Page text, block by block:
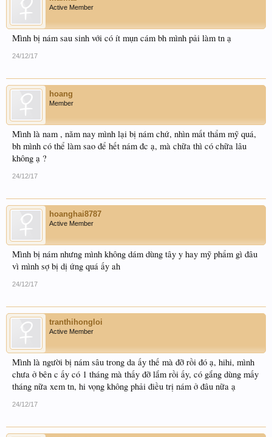
Active Member
Mình bị nám sau sinh với có ít mụn cám bh mình pải làm tn ạ
24/12/17
hoang
Member
Mình là nam , năm nay mình lại bị nám chứ, nhìn mất thẩm mỹ quá,
bh mình có thể làm sao để hết nám đc ạ, mà chữa thì có chữa lâu
không ạ ?
24/12/17
hoanghai8787
Active Member
Mình bị nám nhưng mình không dám dùng tây y hay mỹ phẩm gì đâu
vì mình sợ bị dị ứng quá ấy ah
24/12/17
tranthihongloi
Active Member
Mình là người bị nám sâu trong da ấy thế mà đỡ rồi đó ạ, hihi, mình
chưa ở bên c ấy có 1 tháng mà thấy đỡ lắm rồi ấy, có gắng dùng mấy
tháng nữa xem tn, hi vọng không phải điều trị nám ở đâu nữa ạ
24/12/17